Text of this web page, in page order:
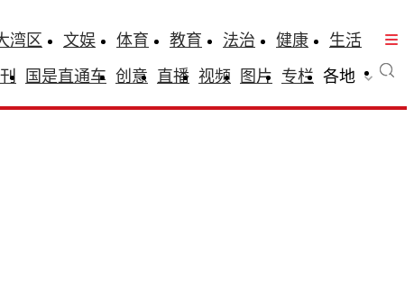
湾区 文娱 体育 教育 法治 健康
生活
国是直通车 创意 直播 视频 图片 专栏 各地